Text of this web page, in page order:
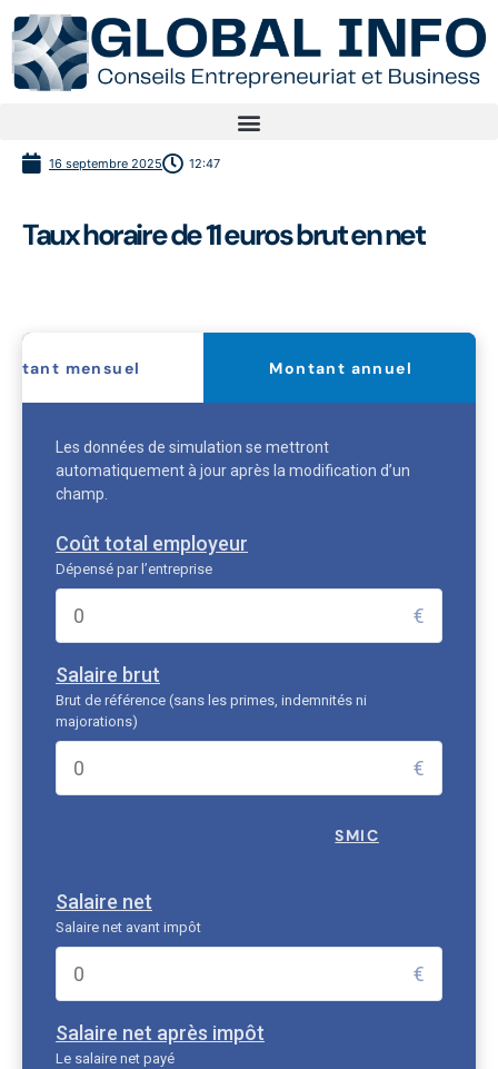
16 septembre 2025 12:47
Taux horaire de 11 euros brut en net
mensuel Montant annuel
Les données de simulation se mettront
automatiquement à jour après la modification d’un
champ.
Coût total employeur
Dépensé par l’entreprise
€
Salaire brut
Brut de référence (sans les primes, indemnités ni
majorations)
€
SMIC
Salaire net
Salaire net avant impôt
€
Salaire net après impôt
Le salaire net payé